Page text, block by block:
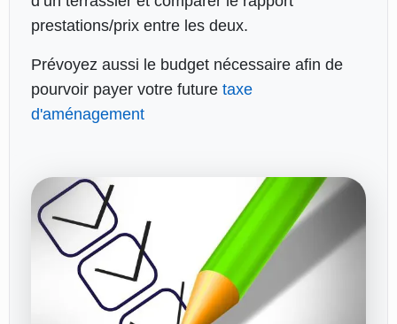
prestations/prix entre les deux.
Prévoyez aussi le budget nécessaire afin de
pourvoir payer votre future taxe
d'aménagement